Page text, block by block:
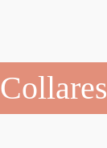
Collares